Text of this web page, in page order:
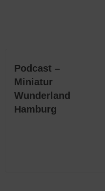
Podcast –
Miniatur
Wunderland
Hamburg